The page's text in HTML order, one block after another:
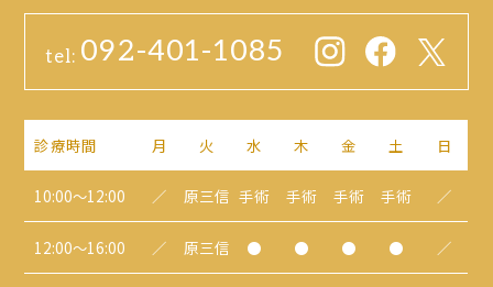
tel: 092-401-1085
診療時間 月 火 水 木 金 土 日
10:00～12:00 ／ 原三信 手術 手術 手術 手術 ／
12:00～16:00 ／ 原三信 ● ● ● ● ／